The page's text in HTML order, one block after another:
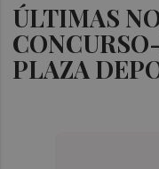
ÚLTIMAS
PLAZA